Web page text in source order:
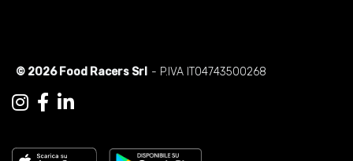
© 2026 Food Racers Srl - P.IVA IT04743500268